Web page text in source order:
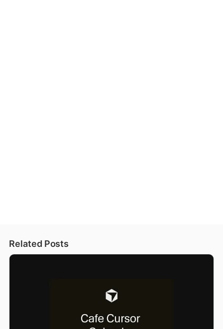
Related Posts